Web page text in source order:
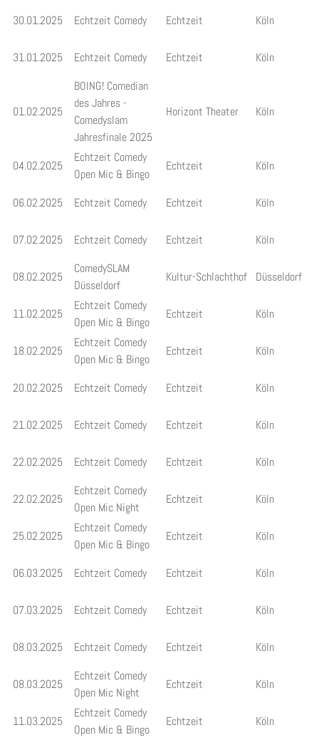
30.01.2025 Echtzeit Comedy Echtzeit Köln
31.01.2025 Echtzeit Comedy Echtzeit Köln
01.02.2025
BOING! Comedian
des Jahres -
Comedyslam
Jahresfinale 2025
Horizont Theater Köln
04.02.2025
Echtzeit Comedy
Open Mic & Bingo
Echtzeit Köln
06.02.2025 Echtzeit Comedy Echtzeit Köln
07.02.2025 Echtzeit Comedy Echtzeit Köln
08.02.2025
ComedySLAM
Düsseldorf
Kultur-Schlachthof Düsseldorf
11.02.2025
Echtzeit Comedy
Open Mic & Bingo
Echtzeit Köln
18.02.2025
Echtzeit Comedy
Open Mic & Bingo
Echtzeit Köln
20.02.2025 Echtzeit Comedy Echtzeit Köln
21.02.2025 Echtzeit Comedy Echtzeit Köln
22.02.2025 Echtzeit Comedy Echtzeit Köln
22.02.2025
Echtzeit Comedy
Open Mic Night
Echtzeit Köln
25.02.2025
Echtzeit Comedy
Open Mic & Bingo
Echtzeit Köln
06.03.2025 Echtzeit Comedy Echtzeit Köln
07.03.2025 Echtzeit Comedy Echtzeit Köln
08.03.2025 Echtzeit Comedy Echtzeit Köln
08.03.2025
Echtzeit Comedy
Open Mic Night
Echtzeit Köln
11.03.2025
Echtzeit Comedy
Open Mic & Bingo
Echtzeit Köln